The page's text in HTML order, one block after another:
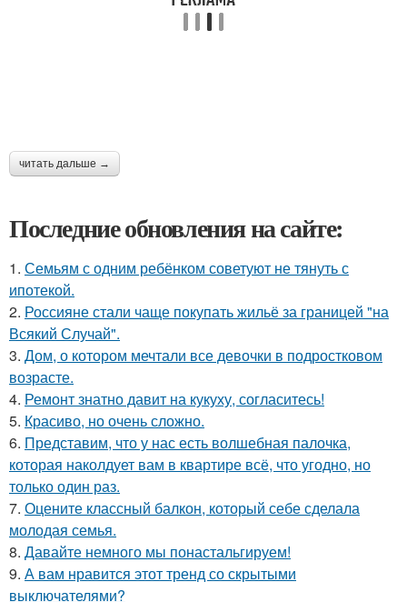
читать дальше →
Последние обновления на сайте:
1. Семьям с одним ребёнком советуют не тянуть с
ипотекой.
2. Россияне стали чаще покупать жильё за границей "на
Всякий Случай".
3. Дом, о котором мечтали все девочки в подростковом
возрасте.
4. Ремонт знатно давит на кукуху, согласитесь!
5. Красиво, но очень сложно.
6. Представим, что у нас есть волшебная палочка,
которая наколдует вам в квартире всё, что угодно, но
только один раз.
7. Оцените классный балкон, который себе сделала
молодая семья.
8. Давайте немного мы понастальгируем!
9. А вам нравится этот тренд со скрытыми
выключателями?